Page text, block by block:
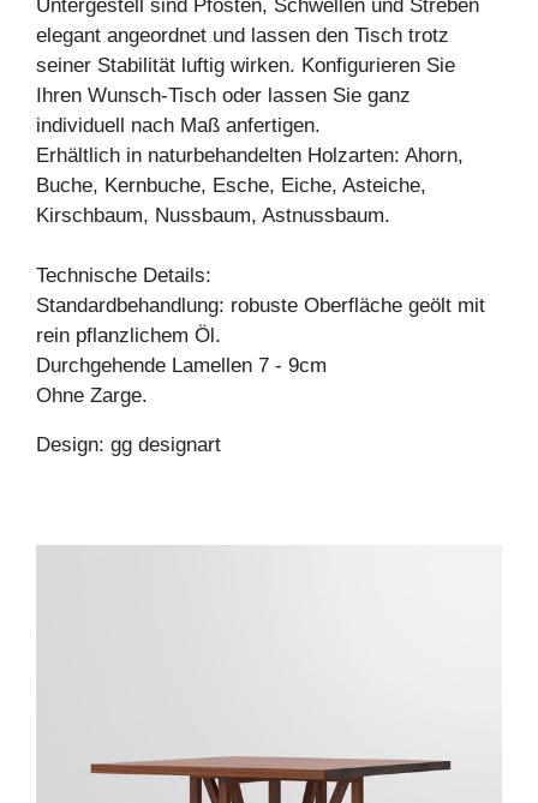
Untergestell sind Pfosten, Schwellen und Streben
elegant angeordnet und lassen den Tisch trotz
seiner Stabilität luftig wirken. Konfigurieren Sie
Ihren Wunsch-Tisch oder lassen Sie ganz
individuell nach Maß anfertigen.
Erhältlich in naturbehandelten Holzarten: Ahorn,
Buche, Kernbuche, Esche, Eiche, Asteiche,
Kirschbaum, Nussbaum, Astnussbaum.
Technische Details:
Standardbehandlung: robuste Oberfläche geölt mit
rein pflanzlichem Öl.
Durchgehende Lamellen 7 - 9cm
Ohne Zarge.
Design: gg designart